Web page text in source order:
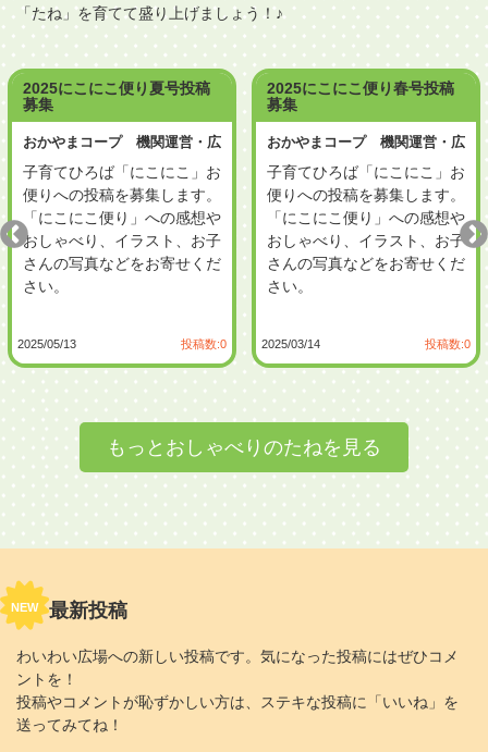
「たね」を育てて盛り上げましょう！♪
2025にこにこ便り春号投稿
募集
おかやまコープ 機関運営・広
報室
子育てひろば「にこにこ」お
便りへの投稿を募集します。
「にこにこ便り」への感想や
おしゃべり、イラスト、お子
さんの写真などをお寄せくだ
さい。
2025/03/14 投稿数:0
2024にこにこ便り冬号投稿
募集
おかやまコープ 機関運営・広
報室
子育てひろば「にこにこ」お
便りへの投稿を募集します。
「にこにこ便り」への感想や
おしゃべり、イラスト、お子
さんの写真などをお寄せくだ
さい。
2024/11/19 投稿数:0
もっとおしゃべりのたねを見る
NEW 最新投稿
わいわい広場への新しい投稿です。気になった投稿にはぜひコメ
ントを！
投稿やコメントが恥ずかしい方は、ステキな投稿に「いいね」を
送ってみてね！